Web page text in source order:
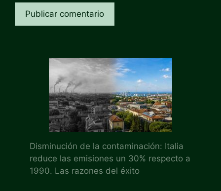
Disminución de la contaminación: Italia
reduce las emisiones un 30% respecto a
1990. Las razones del éxito